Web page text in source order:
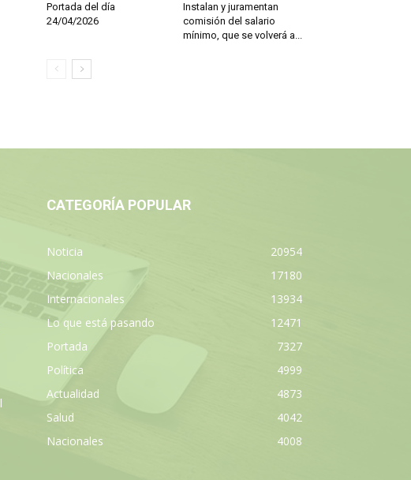
Portada del día
24/04/2026
Instalan y juramentan
comisión del salario
mínimo, que se volverá a...
CATEGORÍA POPULAR
Noticia
20954
Nacionales
17180
Internacionales
13934
Lo que está pasando
12471
Portada
7327
Política
4999
Actualidad
4873
Salud
4042
Nacionales
4008